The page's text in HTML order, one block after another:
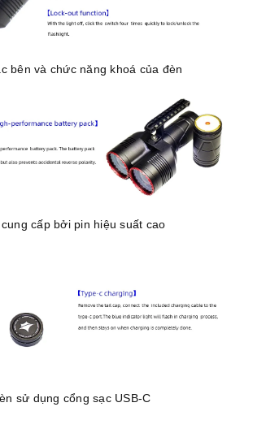
bên và chức năng khoá của đèn
cấp bởi pin hiệu suất cao
sử dụng cổng sạc USB-C